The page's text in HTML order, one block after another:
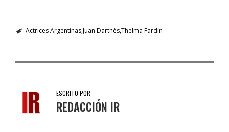
Actrices ArgentinasJuan DarthésThelma Fardín
ESCRITO POR
REDACCIÓN IR